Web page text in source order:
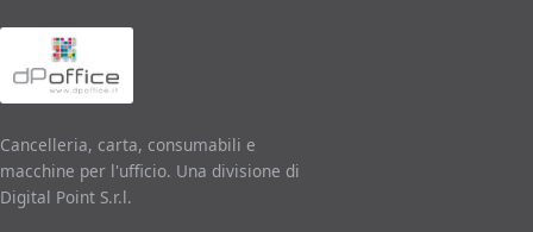
Cancelleria, carta, consumabili e
macchine per l'ufficio. Una divisione di
Digital Point S.r.l.